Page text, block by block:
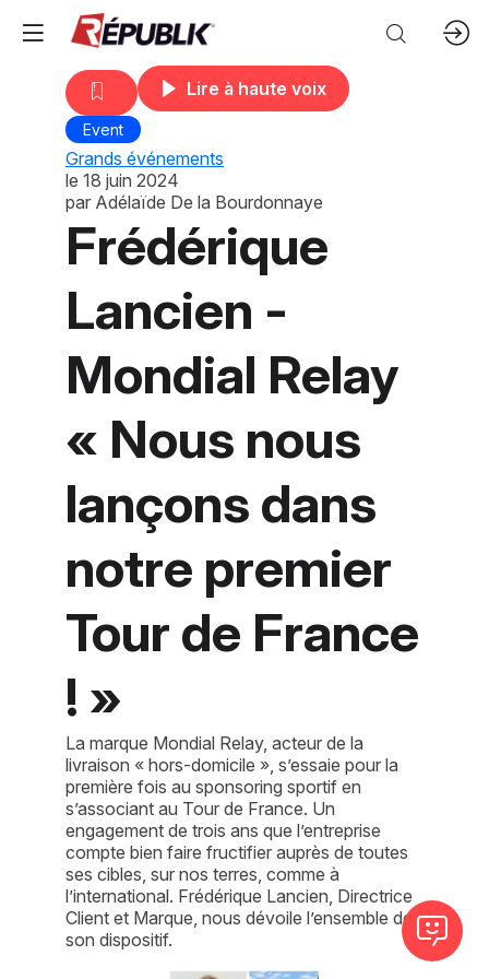
Lire à haute voix
Event
Grands événements
le 18 juin 2024
par Adélaïde De la Bourdonnaye
Frédérique
Lancien -
Mondial Relay
« Nous nous
lançons dans
notre premier
Tour de France
! »
La marque Mondial Relay, acteur de la
livraison « hors-domicile », s’essaie pour la
première fois au sponsoring sportif en
s’associant au Tour de France. Un
engagement de trois ans que l’entreprise
compte bien faire fructifier auprès de toutes
ses cibles, sur nos terres, comme à
l’international. Frédérique Lancien, Directrice
Client et Marque, nous dévoile l’ensemble de
son dispositif.